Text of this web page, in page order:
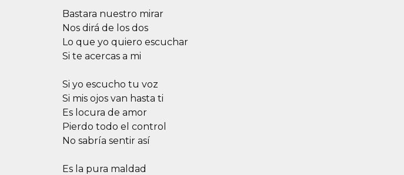
Bastara nuestro mirar
Nos dirá de los dos
Lo que yo quiero escuchar
Si te acercas a mi
Si yo escucho tu voz
Si mis ojos van hasta ti
Es locura de amor
Pierdo todo el control
No sabría sentir así
Es la pura maldad